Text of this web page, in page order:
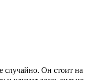
случайно. Он стоит на